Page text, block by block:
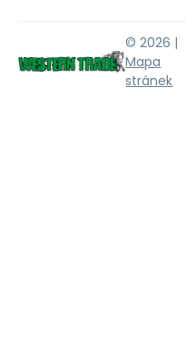
© 2026 |
Mapa
stránek